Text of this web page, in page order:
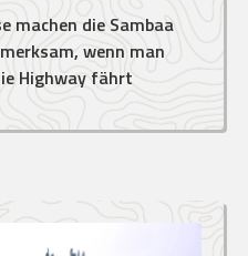
machen die Sambaa
wenn man
Highway fährt